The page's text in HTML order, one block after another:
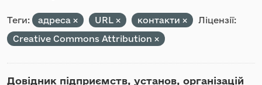
Теги: адреса URL контакти
Ліцензії:
Creative Commons Attribution
Довідник підприємств, установ, організацій